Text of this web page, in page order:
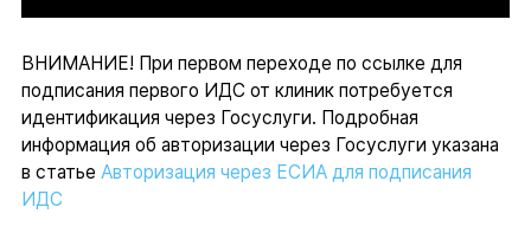
ВНИМАНИЕ! При первом переходе по ссылке для
подписания первого ИДС от клиник потребуется
идентификация через Госуслуги. Подробная
информация об авторизации через Госуслуги указана
в статье Авторизация через ЕСИА для подписания
ИДС